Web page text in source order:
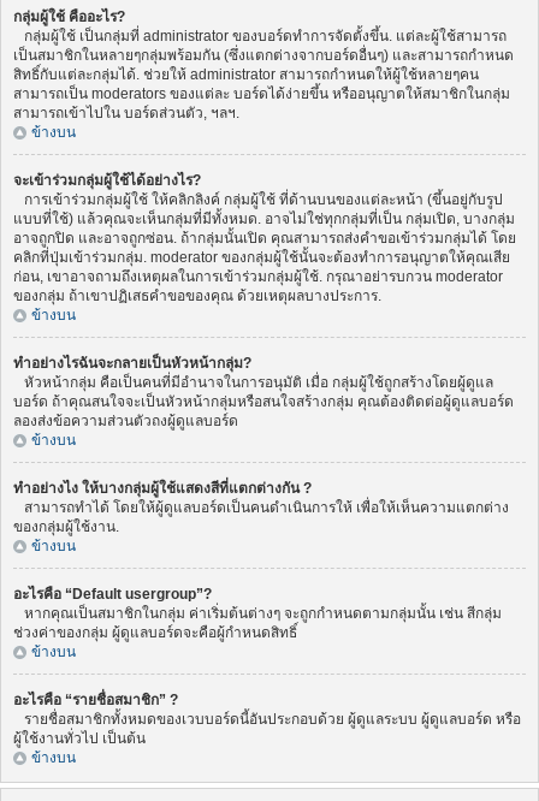
กลุ่มผู้ใช้ คืออะไร?
กลุ่มผู้ใช้ เป็นกลุ่มที่ administrator ของบอร์ดทำการจัดตั้งขึ้น. แต่ละผู้ใช้สามารถ
เป็นสมาชิกในหลายๆกลุ่มพร้อมกัน (ซึ่งแตกต่างจากบอร์ดอื่นๆ) และสามารถกำหนด
สิทธิ์กับแต่ละกลุ่มได้. ช่วยให้ administrator สามารถกำหนดให้ผู้ใช้หลายๆคน
สามารถเป็น moderators ของแต่ละ บอร์ดได้ง่ายขึ้น หรืออนุญาตให้สมาชิกในกลุ่ม
สามารถเข้าไปใน บอร์ดส่วนตัว, ฯลฯ.
ข้างบน
จะเข้าร่วมกลุ่มผู้ใช้ได้อย่างไร?
การเข้าร่วมกลุ่มผู้ใช้ ให้คลิกลิงค์ กลุ่มผู้ใช้ ที่ด้านบนของแต่ละหน้า (ขึ้นอยู่กับรูป
แบบที่ใช้) แล้วคุณจะเห็นกลุ่มที่มีทั้งหมด. อาจไม่ใช่ทุกกลุ่มที่เป็น กลุ่มเปิด, บางกลุ่ม
อาจถูกปิด และอาจถูกซ่อน. ถ้ากลุ่มนั้นเปิด คุณสามารถส่งคำขอเข้าร่วมกลุ่มได้ โดย
คลิกที่ปุ่มเข้าร่วมกลุ่ม. moderator ของกลุ่มผู้ใช้นั้นจะต้องทำการอนุญาตให้คุณเสีย
ก่อน, เขาอาจถามถึงเหตุผลในการเข้าร่วมกลุ่มผู้ใช้. กรุณาอย่ารบกวน moderator
ของกลุ่ม ถ้าเขาปฏิเสธคำขอของคุณ ด้วยเหตุผลบางประการ.
ข้างบน
ทำอย่างไรฉันจะกลายเป็นหัวหน้ากลุ่ม?
หัวหน้ากลุ่ม คือเป็นคนที่มีอำนาจในการอนุมัติ เมื่อ กลุ่มผู้ใช้ถูกสร้างโดยผู้ดูแล
บอร์ด ถ้าคุณสนใจจะเป็นหัวหน้ากลุ่มหรือสนใจสร้างกลุ่ม คุณต้องติดต่อผู้ดูแลบอร์ด
ลองส่งข้อความส่วนตัวถงผู้ดูแลบอร์ด
ข้างบน
ทำอย่างไง ให้บางกลุ่มผู้ใช้แสดงสีที่แตกต่างกัน ?
สามารถทำได้ โดยให้ผู้ดูแลบอร์ดเป็นคนดำเนินการให้ เพื่อให้เห็นความแตกต่าง
ของกลุ่มผู้ใช้งาน.
ข้างบน
อะไรคือ “Default usergroup”?
หากคุณเป็นสมาชิกในกลุ่ม ค่าเริ่มต้นต่างๆ จะถูกกำหนดตามกลุ่มนั้น เช่น สีกลุ่ม
ช่วงค่าของกลุ่ม ผู้ดูแลบอร์ดจะคือผู้กำหนดสิทธิ์
ข้างบน
อะไรคือ “รายชื่อสมาชิก” ?
รายชื่อสมาชิกทั้งหมดของเวบบอร์ดนี้อันประกอบด้วย ผู้ดูแลระบบ ผู้ดูแลบอร์ด หรือ
ผู้ใช้งานทั่วไป เป็นต้น
ข้างบน